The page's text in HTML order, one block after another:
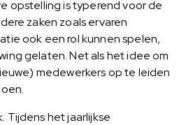
opstelling is typerend voor de
zaken zoals ervaren
ook een rol kunnen spelen,
gelaten. Net als het idee om
medewerkers op te leiden
Tijdens het jaarlijkse